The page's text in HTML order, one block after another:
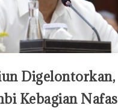
Digelontorkan,
Kebagian Nafas